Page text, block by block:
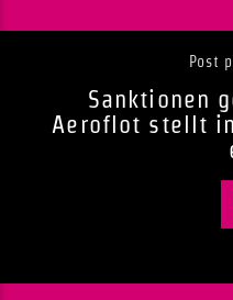
Post
Sanktionen
Aeroflot stellt